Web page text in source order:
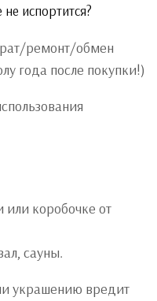
испортится?
ремонт/обмен
года после покупки!)
коробочке от
сауны.
украшению вредит